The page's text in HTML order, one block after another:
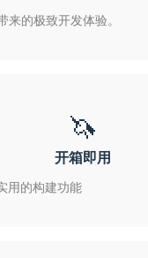
来的极致开发体验。
🦄
开箱即用
用的构建功能